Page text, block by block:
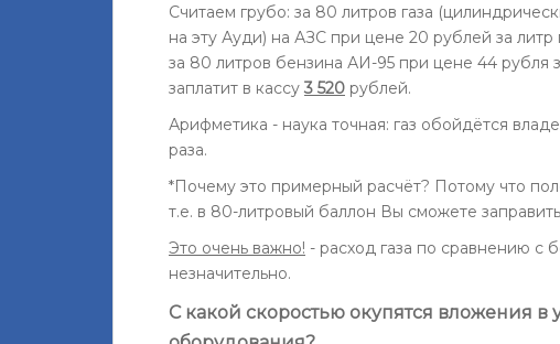
Считаем грубо: за 80 литров газа
на эту Ауди) на АЗС при цене 20 рублей за литр
за 80 литров бензина АИ-95 при цене 44 рубля
заплатит в кассу3 520 рублей.
Арифметика - наука точная: газ обойдётся
раза.
*Почему это примерный расчёт? Потому что
т.е. в 80-литровый баллон Вы сможете
Это очень важно! - расход газа по сравнению с
незначительно.
С какой скоростью окупятся вложения в